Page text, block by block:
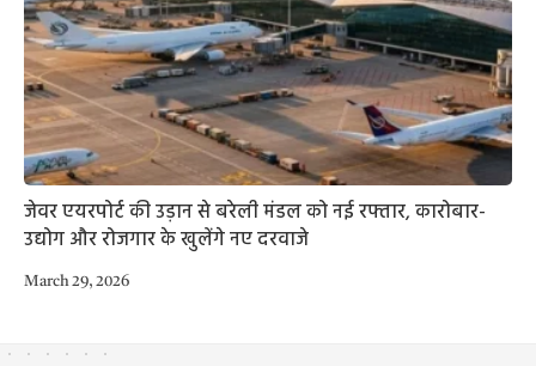
जेवर एयरपोर्ट की उड़ान से बरेली मंडल को नई रफ्तार, कारोबार-
उद्योग और रोजगार के खुलेंगे नए दरवाजे
March 29, 2026